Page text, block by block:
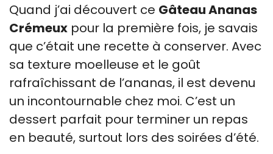
Quand j’ai découvert ce Gâteau Ananas
Crémeux pour la première fois, je savais
que c’était une recette à conserver. Avec
sa texture moelleuse et le goût
rafraîchissant de l’ananas, il est devenu
un incontournable chez moi. C’est un
dessert parfait pour terminer un repas
en beauté, surtout lors des soirées d’été.